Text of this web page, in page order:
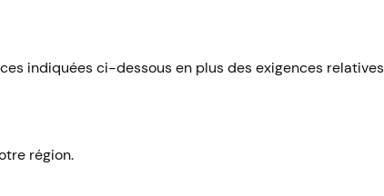
indiquées ci-dessous en plus des exigences relatives
région.